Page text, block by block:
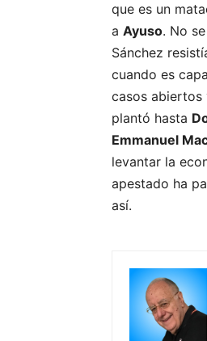
que es un
a Ayuso. No
Sánchez
cuando es
casos abiertos
plantó hasta
Emmanuel
levantar la
apestado ha
así.